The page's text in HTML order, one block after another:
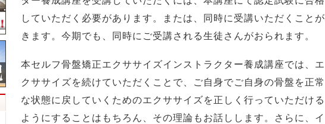
していただく必要があります。または、同時に受講いただくことが
きます。今期でも、同時にご受講される生徒さんがおられます。
本セルフ骨盤矯正エクササイズインストラクター養成講座では、エ
クササイズを続けていただくことで、ご自身でご自身の骨盤を正常
な状態に戻していくためのエクササイズを正しく行っていただける
ようにすることはもちろん、その理論もお話しします。さらに、イ